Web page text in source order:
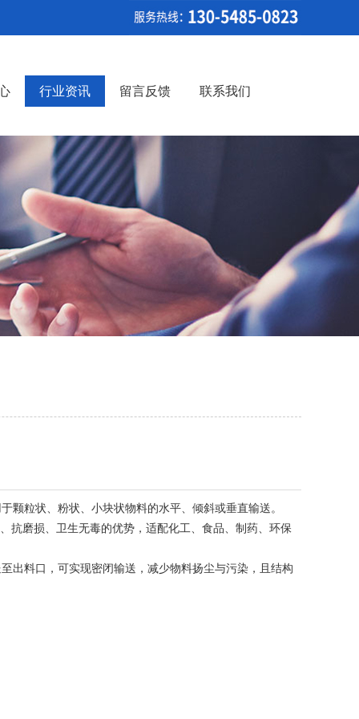
行业资讯 留言反馈 联系我们
粒状、粉状、小块状物料的水平、倾斜或垂直输送。
磨损、卫生无毒的优势，适配化工、食品、制药、环保
料口，可实现密闭输送，减少物料扬尘与污染，且结构